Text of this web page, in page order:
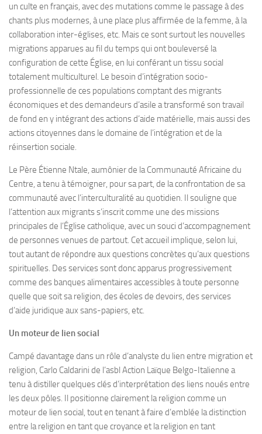
un culte en français, avec des mutations comme le passage à des
chants plus modernes, à une place plus affirmée de la femme, à la
collaboration inter-églises, etc. Mais ce sont surtout les nouvelles
migrations apparues au fil du temps qui ont bouleversé la
configuration de cette Église, en lui conférant un tissu social
totalement multiculturel. Le besoin d’intégration socio-
professionnelle de ces populations comptant des migrants
économiques et des demandeurs d’asile a transformé son travail
de fond en y intégrant des actions d’aide matérielle, mais aussi des
actions citoyennes dans le domaine de l’intégration et de la
réinsertion sociale.
Le Père Étienne Ntale, aumônier de la Communauté Africaine du
Centre, a tenu à témoigner, pour sa part, de la confrontation de sa
communauté avec l’interculturalité au quotidien. Il souligne que
l’attention aux migrants s’inscrit comme une des missions
principales de l’Église catholique, avec un souci d’accompagnement
de personnes venues de partout. Cet accueil implique, selon lui,
tout autant de répondre aux questions concrètes qu’aux questions
spirituelles. Des services sont donc apparus progressivement
comme des banques alimentaires accessibles à toute personne
quelle que soit sa religion, des écoles de devoirs, des services
d’aide juridique aux sans-papiers, etc.
Un moteur de lien social
Campé davantage dans un rôle d’analyste du lien entre migration et
religion, Carlo Caldarini de l’asbl Action Laïque Belgo-Italienne a
tenu à distiller quelques clés d’interprétation des liens noués entre
les deux pôles. Il positionne clairement la religion comme un
moteur de lien social, tout en tenant à faire d’emblée la distinction
entre la religion en tant que croyance et la religion en tant